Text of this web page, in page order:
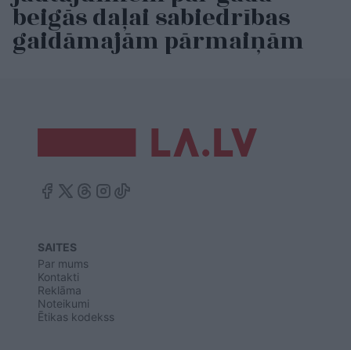
beigās daļai sabiedrības
gaidāmajām pārmaiņām
SAITES
Par mums
Kontakti
Reklāma
Noteikumi
Ētikas kodekss